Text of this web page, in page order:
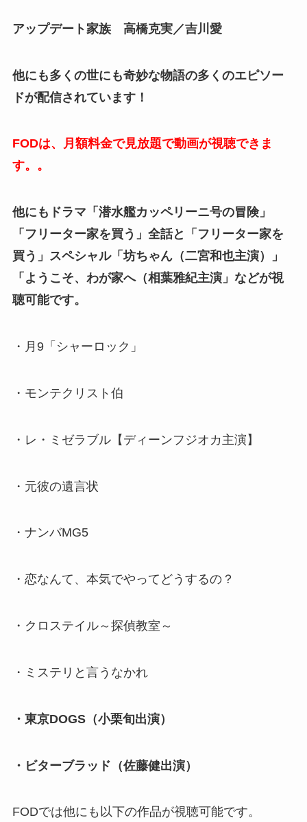
アップデート家族 高橋克実／吉川愛
他にも多くの世にも奇妙な物語の多くのエピソー
ドが配信されています！
FODは、月額料金で見放題で動画が視聴できま
す。。
他にもドラマ「潜水艦カッペリーニ号の冒険」
「フリーター家を買う」全話と「フリーター家を
買う」スペシャル「坊ちゃん（二宮和也主演）」
「ようこそ、わが家へ（相葉雅紀主演」などが視
聴可能です。
・月9「シャーロック」
・モンテクリスト伯
・レ・ミゼラブル【ディーンフジオカ主演】
・元彼の遺言状
・ナンバMG5
・恋なんて、本気でやってどうするの？
・クロステイル～探偵教室～
・ミステリと言うなかれ
・東京DOGS（小栗旬出演）
・ビターブラッド（佐藤健出演）
FODでは他にも以下の作品が視聴可能です。